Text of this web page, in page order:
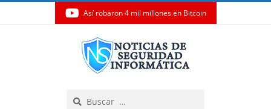
Así robaron 4 mil millones en Bitcoin